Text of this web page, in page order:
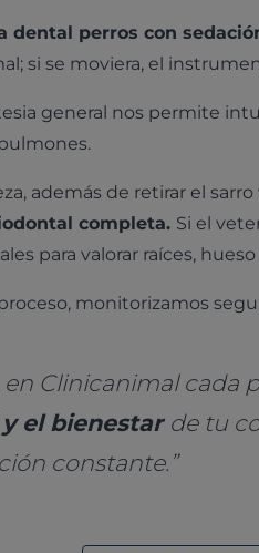
dental perros con
si se moviera, el
general nos permite
además de retirar el
completa. Si el
para valorar raíces,
monitorizamos
en Clinicanimal cada
el bienestar de tu
constante.”